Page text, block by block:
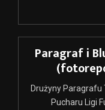
Paragraf i
Drużyny Paragrafu
Pucharu Ligi